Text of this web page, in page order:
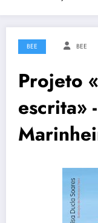
BEE BEE
Projeto
escrita»